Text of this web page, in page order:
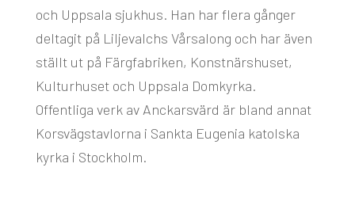
och Uppsala sjukhus. Han har flera gånger
deltagit på Liljevalchs Vårsalong och har även
ställt ut på Färgfabriken, Konstnärshuset,
Kulturhuset och Uppsala Domkyrka.
Offentliga verk av Anckarsvärd är bland annat
Korsvägstavlorna i Sankta Eugenia katolska
kyrka i Stockholm.